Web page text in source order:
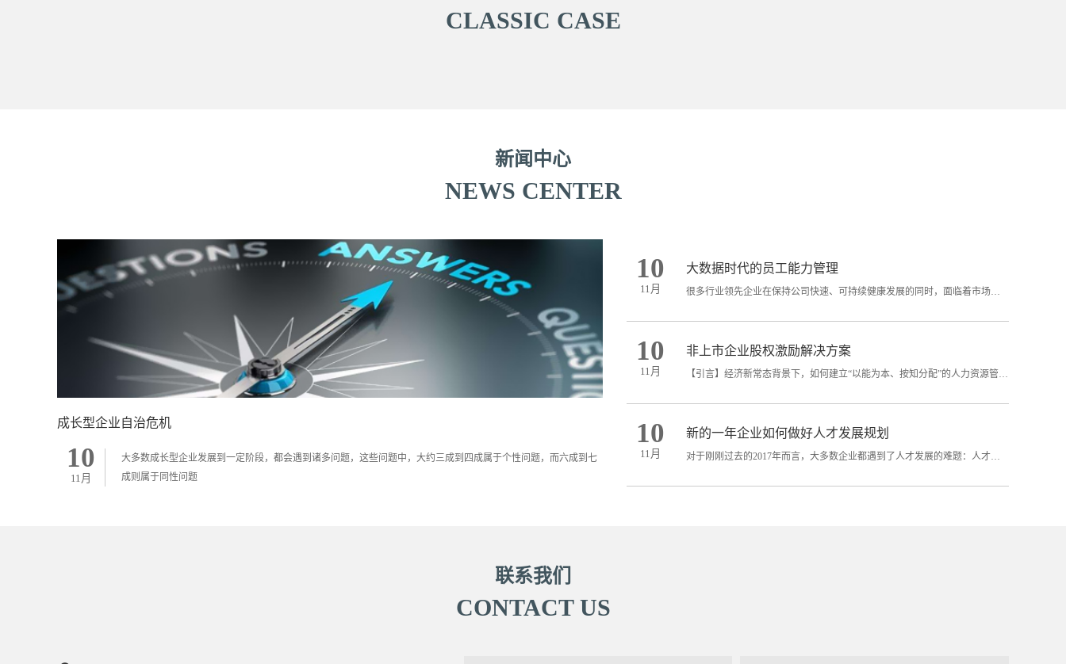
CLASSIC CASE
新闻中心
NEWS CENTER
成长型企业自治危机
10
11月
大多数成长型企业发展到一定阶段，都会遇到诸多问题，这些问题中，大约三成到四成属于个性问题，而六成到七
成则属于同性问题
10
11月
大数据时代的员工能力管理
很多行业领先企业在保持公司快速、可持续健康发展的同时，面临着市场或业绩高速增长，企业快速扩张，兼并重组步伐加快，而公司干部或员工能力成长趋于缓慢，滞后于组织成长，对企业的发展后劲提出挑战。
10
11月
非上市企业股权激励解决方案
【引言】经济新常态背景下，如何建立“以能为本、按知分配”的人力资源管理体系，引入股权激励，实现人力资源的资本化?
10
11月
新的一年企业如何做好人才发展规划
对于刚刚过去的2017年而言，大多数企业都遇到了人才发展的难题：人才成本持续攀升、人才分布结构不合理和人才规划不科学，严重影响了企业的持续发展和竞争优势。机制灵活的私营企业尚且觉得难以应对，面对重重历史问题和竞争压力的国有企业，在重构人才规划时，无异于即要减肥又要换血，这给企业人才发展规划带来极大的挑战。那么，2016年企业该如何做好人才发展规划？
联系我们
CONTACT US